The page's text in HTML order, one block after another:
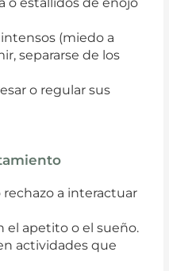
(miedo a
separarse de los
o regular sus
a interactuar
el apetito o el sueño.
actividades que